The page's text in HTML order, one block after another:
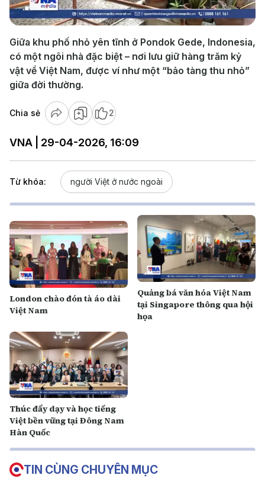
Video
Giữa khu phố nhỏ yên tĩnh ở Pondok Gede, Indonesia,
có một ngôi nhà đặc biệt – nơi lưu giữ hàng trăm kỷ
vật về Việt Nam, được ví như một “bảo tàng thu nhỏ”
giữa đời thường.
Chia sẻ 2
VNA | 29-04-2026, 16:09
Từ khóa: người Việt ở nước ngoài
London chào đón tà áo dài
Việt Nam
Quảng bá văn hóa Việt Nam
tại Singapore thông qua hội
họa
Thúc đẩy dạy và học tiếng
Việt bền vững tại Đông Nam
Hàn Quốc
TIN CÙNG CHUYÊN MỤC